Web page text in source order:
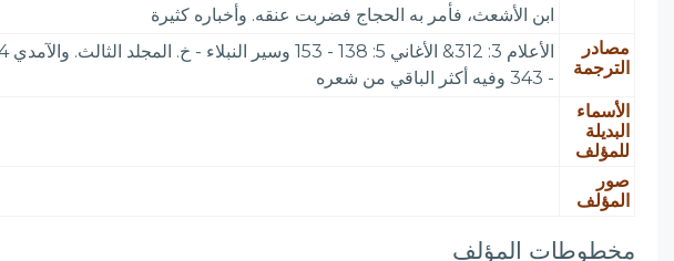
ابن الأشعث، فأمر به الحجاج فضربت عنقه. وأخباره كثيرة
مصادر
الترجمة
- 343 وفيه أكثر الباقي من شعره
الأسماء
البديلة
للمؤلف
صور
المؤلف
مخطوطات المؤلف